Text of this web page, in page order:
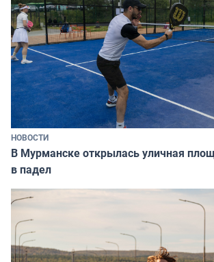
НОВОСТИ
В Мурманске открылась уличная
в падел